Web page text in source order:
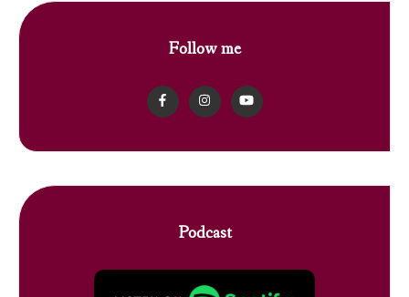
Follow me
Podcast